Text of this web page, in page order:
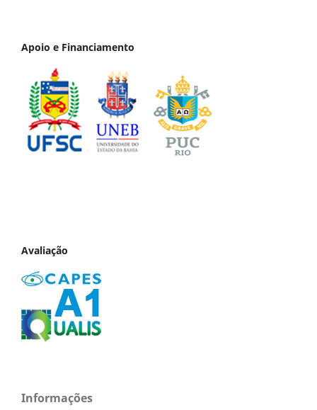
Apoio e Financiamento
Avaliação
Informações